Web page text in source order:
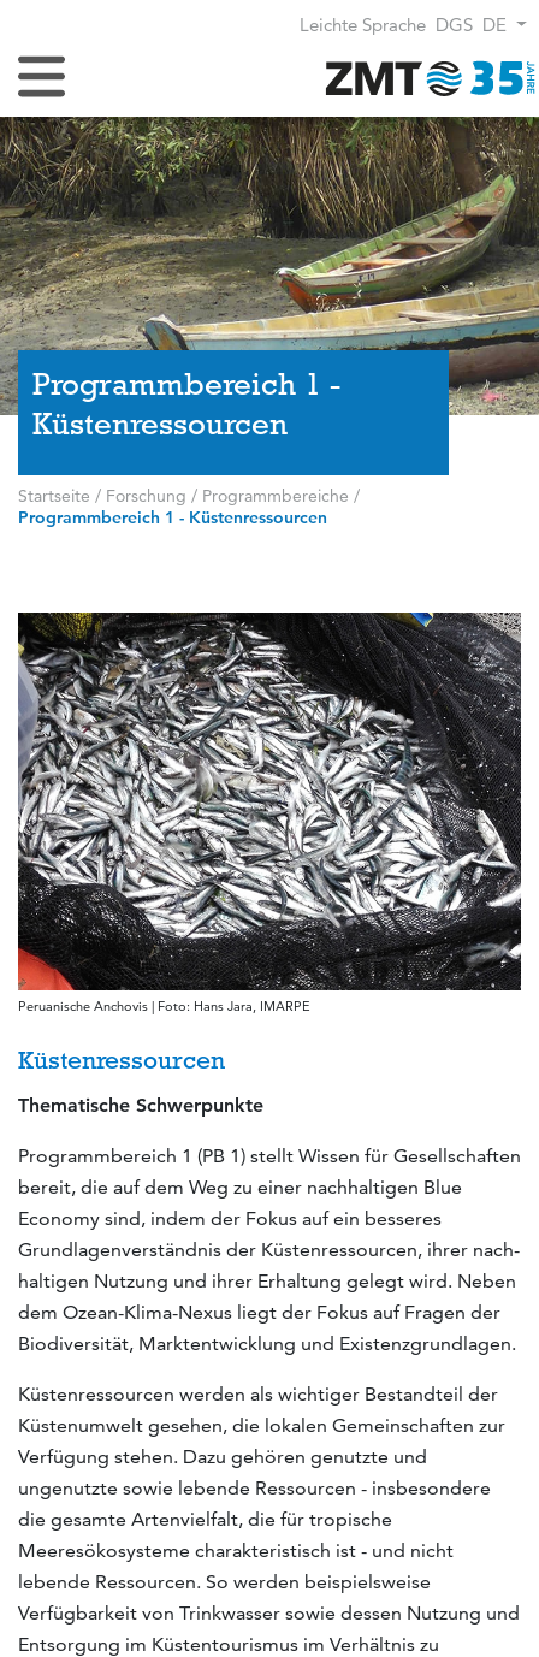
Leichte Sprache DGS DE
Navigation umschalten
Programmbereich 1 -
Küstenressourcen
Startseite / Forschung / Programmbereiche /
Programmbereich 1 - Küstenressourcen
Peruanische Anchovis | Foto: Hans Jara, IMARPE
Küstenressourcen
Thematische Schwerpunkte
Programmbereich 1 (PB 1) stellt Wissen für Gesellschaften
bereit, die auf dem Weg zu einer nachhaltigen Blue
Economy sind, indem der Fokus auf ein besseres
Grundlagenverständnis der Küstenressourcen, ihrer nach­
haltigen Nutzung und ihrer Erhaltung gelegt wird. Neben
dem Ozean-Klima-Nexus liegt der Fokus auf Fragen der
Biodiversität, Marktentwicklung und Existenzgrundlagen.
Küstenressourcen werden als wichtiger Bestandteil der
Küstenumwelt gesehen, die lokalen Gemeinschaften zur
Verfügung stehen. Dazu gehören genutzte und
ungenutzte sowie lebende Ressourcen - insbesondere
die gesamte Artenvielfalt, die für tropische
Meeresökosysteme charakteristisch ist - und nicht
lebende Ressourcen. So werden beispielsweise
Verfügbarkeit von Trinkwasser sowie dessen Nutzung und
Entsorgung im Küstentourismus im Verhältnis zu